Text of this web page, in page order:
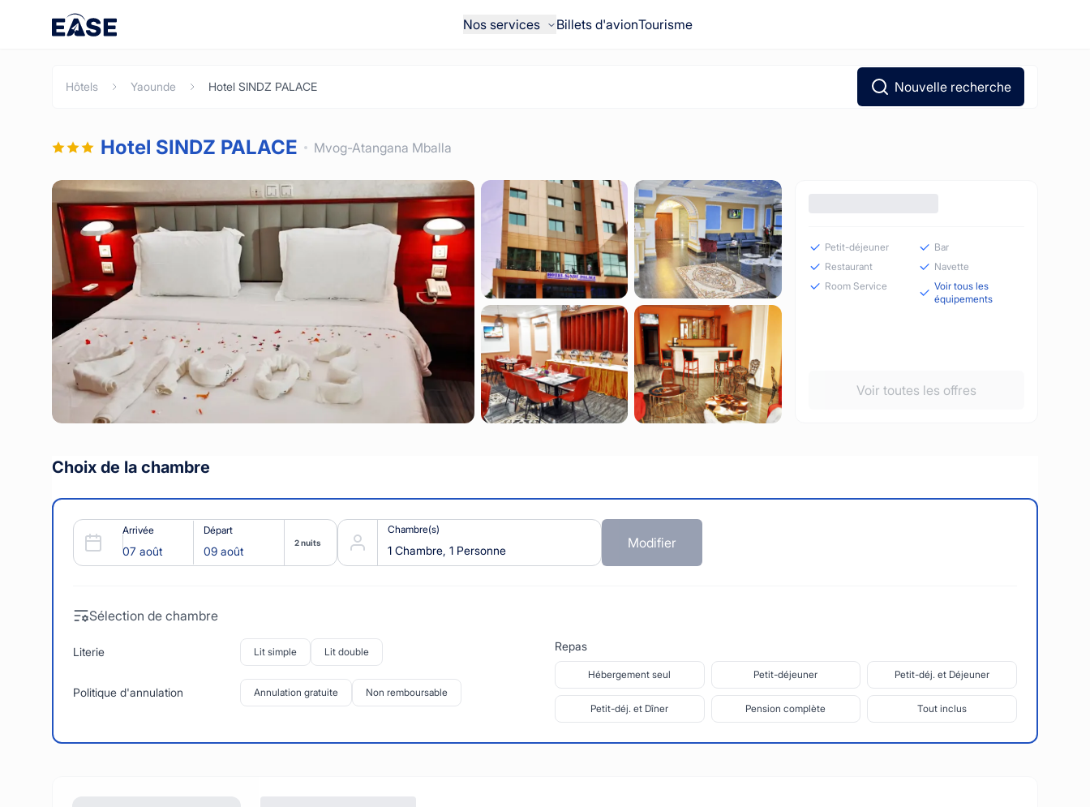
Nos services Billets d'avionTourisme
Hôtels Yaounde Hotel SINDZ PALACE Nouvelle recherche
Hotel SINDZ PALACE Mvog-Atangana Mballa
Petit-déjeuner
Bar
Restaurant
Navette
Room Service
Voir tous les
équipements
Voir toutes les offres
Choix de la chambre
Arrivée Départ
2 nuits
Chambre(s)
1 Chambre, 1 Personne Modifier
Sélection de chambre
Literie Lit simple Lit double
Politique d'annulation Annulation gratuite Non remboursable
Repas
Hébergement seul Petit-déjeuner Petit-déj. et Déjeuner
Petit-déj. et Dîner Pension complète Tout inclus